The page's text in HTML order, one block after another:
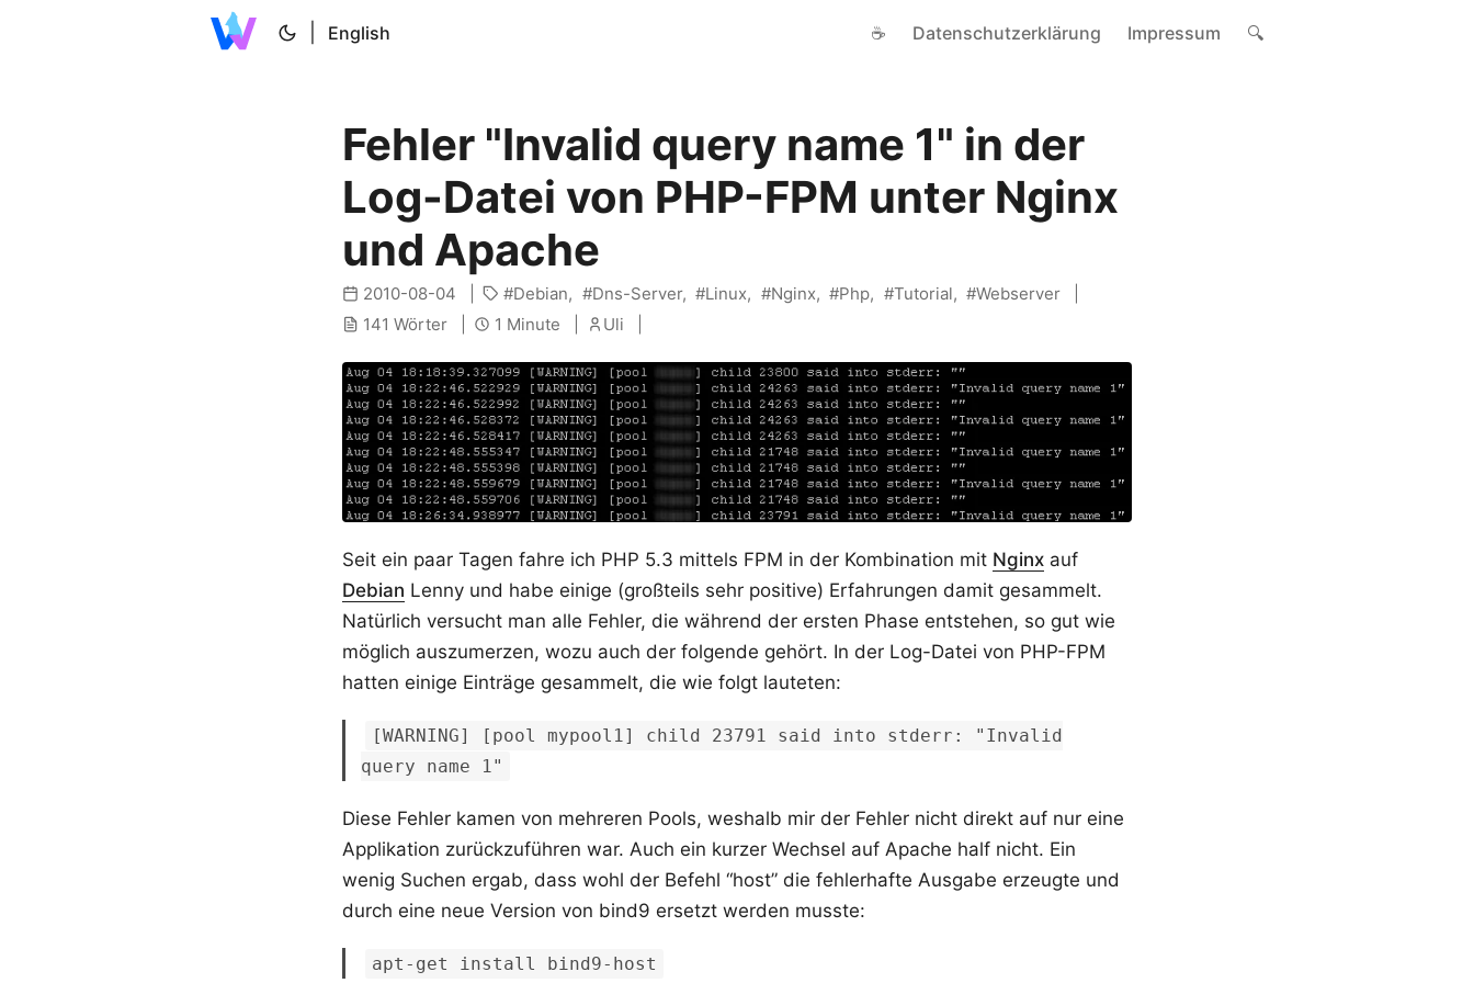
English ☕ Datenschutzerklärung Impressum 🔍
Fehler "Invalid query name 1" in der
Log-Datei von PHP-FPM unter Nginx
und Apache
2010-08-04 Debian Dns-Server Linux Nginx Php Tutorial
Webserver
141 Wörter
1 Minute Uli
Seit ein paar Tagen fahre ich PHP 5.3 mittels FPM in der Kombination mit Nginx auf
Debian Lenny und habe einige (großteils sehr positive) Erfahrungen damit gesammelt.
Natürlich versucht man alle Fehler, die während der ersten Phase entstehen, so gut wie
möglich auszumerzen, wozu auch der folgende gehört. In der Log-Datei von PHP-FPM
hatten einige Einträge gesammelt, die wie folgt lauteten:
[WARNING] [pool mypool1] child 23791 said into stderr: "Invalid
query name 1"
Diese Fehler kamen von mehreren Pools, weshalb mir der Fehler nicht direkt auf nur eine
Applikation zurückzuführen war. Auch ein kurzer Wechsel auf Apache half nicht. Ein
wenig Suchen ergab, dass wohl der Befehl “host” die fehlerhafte Ausgabe erzeugte und
durch eine neue Version von bind9 ersetzt werden musste:
apt-get install bind9-host